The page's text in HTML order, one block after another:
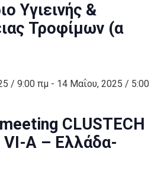
Υγιεινής &
Τροφίμων (α
CLUSTECH
VI-A – Ελλάδα-
/ 9:00 πμ- 14 Μαΐου, 2025 / 5:00